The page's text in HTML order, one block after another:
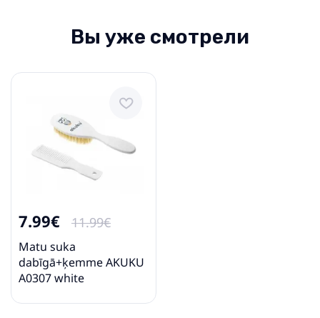
Вы уже смотрели
7.99€ 11.99€
Matu suka
dabīgā+ķemme AKUKU
A0307 white